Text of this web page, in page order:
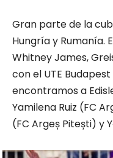
Gran parte de la
Hungría y Rumanía.
Whitney James,
con el UTE
encontramos a
Yamilena Ruiz (FC
(FC Argeș Pitești) y